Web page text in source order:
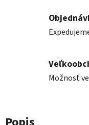
Možnosť